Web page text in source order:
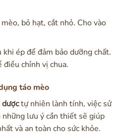
bỏ hạt, cắt nhỏ. Cho vào
ép để đảm bảo dưỡng chất.
chỉnh vị chua.
táo mèo
tự nhiên lành tính, việc sử
lưu ý cần thiết sẽ giúp
và an toàn cho sức khỏe.